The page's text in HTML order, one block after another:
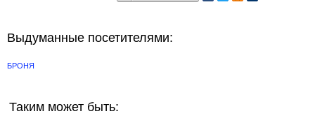
Выдуманные посетителями:
БРОНЯ
Таким может быть: